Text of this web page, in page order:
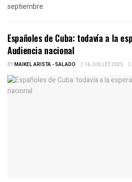
septiembre.
Españoles de Cuba: todavía a la
Audiencia nacional
BYMAIKEL ARISTA - SALADO 16 JUILLET 2025